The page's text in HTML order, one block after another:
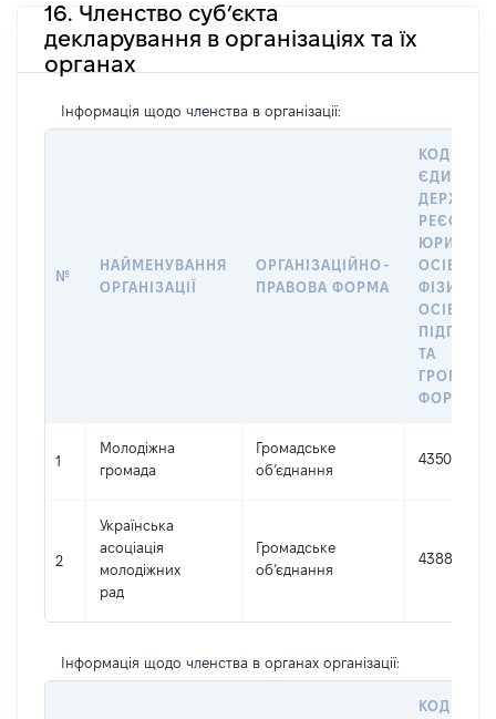
16. Членство суб’єкта
декларування в організаціях та їх
органах
Інформація щодо членства в організації:
№
НАЙМЕНУВАННЯ
ОРГАНІЗАЦІЇ
ОРГАНІЗАЦІЙНО-
ПРАВОВА ФОРМА
КОД В
РЕЄСТРІ
ОСІБ,
ОСІБ –
ТА
1
Молодіжна
громада
Громадське
об’єднання
43504421
2
Українська
асоціація
молодіжних
рад
Громадське
об’єднання
43889888
Інформація щодо членства в органах організації:
КОД В